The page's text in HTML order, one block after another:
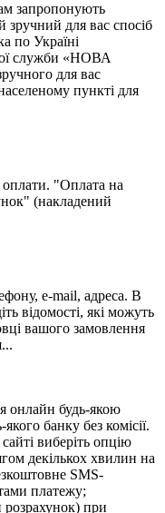
запропонують
зручний для вас спосіб
по Україні
служби «НОВА
для вас
пункті для
оплати. "Оплата на
(накладений
e-mail, адреса. В
відомості, які можуть
вашого замовлення
онлайн будь-якою
банку без комісії.
виберіть опцію
декількох хвилин на
SMS-
платежу;
розрахунок) при